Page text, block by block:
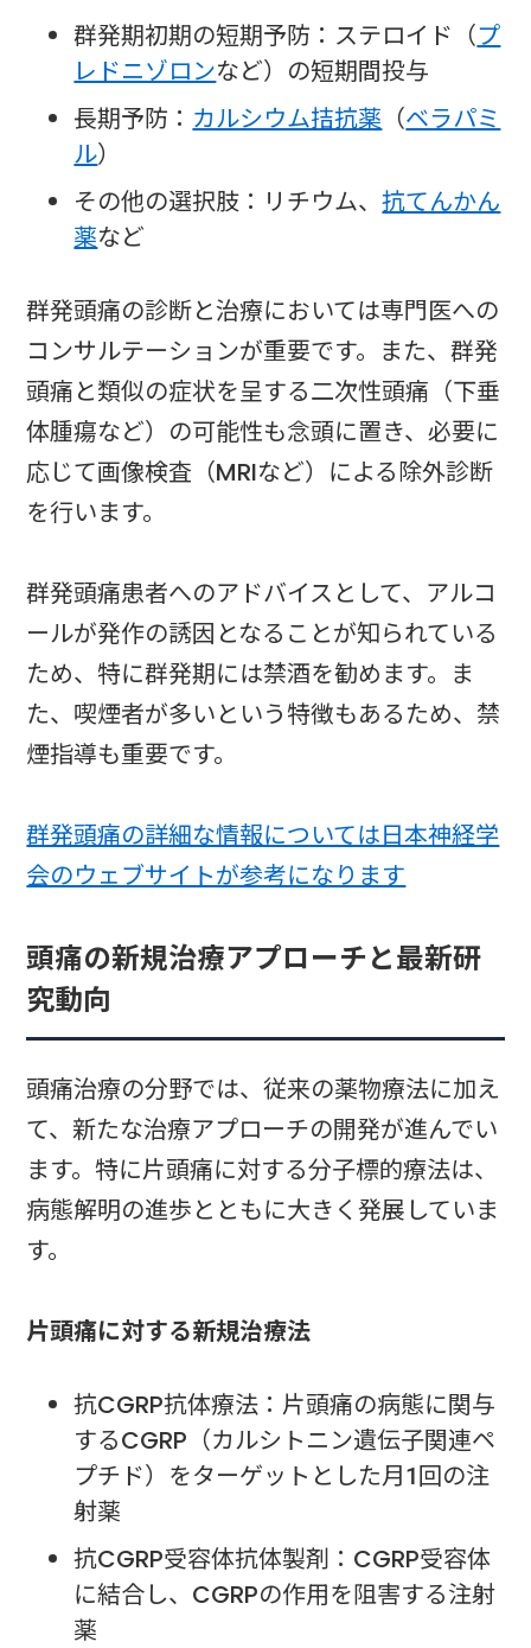
群発期初期の短期予防：ステロイド（プ
レドニゾロンなど）の短期間投与
長期予防： カルシウム拮抗薬 （ベラパミ
ル）
その他の選択肢：リチウム、抗てんかん
薬など
群発頭痛の診断と治療においては専門医への
コンサルテーションが重要です。また、群発
頭痛と類似の症状を呈する二次性頭痛（下垂
体腫瘍など）の可能性も念頭に置き、必要に
応じて画像検査（MRIなど）による除外診断
を行います。
群発頭痛患者へのアドバイスとして、アルコ
ールが発作の誘因となることが知られている
ため、特に群発期には禁酒を勧めます。ま
た、喫煙者が多いという特徴もあるため、禁
煙指導も重要です。
群発頭痛の詳細な情報については日本神経学
会のウェブサイトが参考になります
頭痛の新規治療アプローチと最新研
究動向
頭痛治療の分野では、従来の薬物療法に加え
て、新たな治療アプローチの開発が進んでい
ます。特に片頭痛に対する分子標的療法は、
病態解明の進歩とともに大きく発展していま
す。
片頭痛に対する新規治療法
抗CGRP抗体療法：片頭痛の病態に関与
するCGRP（カルシトニン遺伝子関連ペ
プチド）をターゲットとした月1回の注
射薬
抗CGRP受容体抗体製剤：CGRP受容体
に結合し、CGRPの作用を阻害する注射
薬